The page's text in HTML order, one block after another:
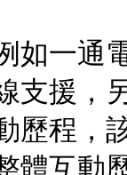
如一通
支援，
歷程，
體互動